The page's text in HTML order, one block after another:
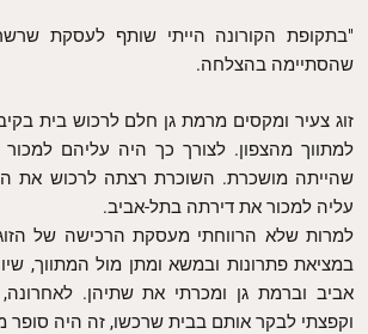
"בתקופת הקורונה הייתי שותף לעסקת
שהסתיימה בהצלחה.
זוג צעיר ומקסים מרמת גן חלם לרכוש בית
למתווך מהצפון. לצורך כך היה עליהם
שהייתה מושכרת. השוכרת רצתה לרכוש את
עליה למכור את דירתה בתל-אביב.
למרות שלא הרווחתי מעסקת הרכישה של
במציאת פתרונות ובמשא ומתן מול המתווך,
אביב וברמת גן ומכרתי את שתיהן. לאחרונה,
וקפצתי לבקר אותם בבית שרכשו, זה היה סופר